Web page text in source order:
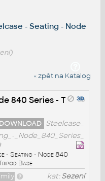
- Seating - Node
« zpět na Katalog
840 Series - T
Steelcase_
_Node_840_Series_
- Seating - Node 840
Base
kat:Sezení